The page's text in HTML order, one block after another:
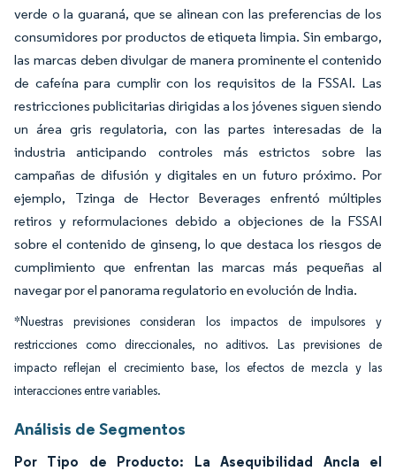
verde o la guaraná, que se alinean con las preferencias de los
consumidores por productos de etiqueta limpia. Sin embargo,
las marcas deben divulgar de manera prominente el contenido
de cafeína para cumplir con los requisitos de la FSSAI. Las
restricciones publicitarias dirigidas a los jóvenes siguen siendo
un área gris regulatoria, con las partes interesadas de la
industria anticipando controles más estrictos sobre las
campañas de difusión y digitales en un futuro próximo. Por
ejemplo, Tzinga de Hector Beverages enfrentó múltiples
retiros y reformulaciones debido a objeciones de la FSSAI
sobre el contenido de ginseng, lo que destaca los riesgos de
cumplimiento que enfrentan las marcas más pequeñas al
navegar por el panorama regulatorio en evolución de India.
*Nuestras previsiones consideran los impactos de impulsores y
restricciones como direccionales, no aditivos. Las previsiones de
impacto reflejan el crecimiento base, los efectos de mezcla y las
interacciones entre variables.
Análisis de Segmentos
Por Tipo de Producto: La Asequibilidad Ancla el